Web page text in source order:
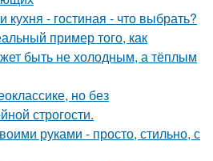
кухня - гостиная - что выбрать?
пример того, как
быть не холодным, а тёплым
но без
строгости.
руками - просто, стильно, с